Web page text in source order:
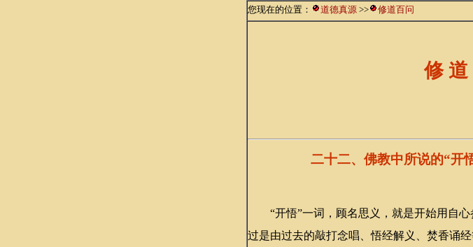
您现在的位置： 道德真源 >> 修道百问
修 道
二十二、佛教中所说的“开
“开悟”一词，顾名思义，就是开始用自心
过是由过去的敲打念唱、悟经解义、焚香诵